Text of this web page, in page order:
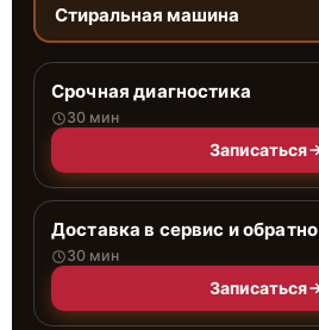
Стиральная машина
Срочная диагностика
30 мин
Записаться
Доставка в сервис и обратно
30 мин
Записаться